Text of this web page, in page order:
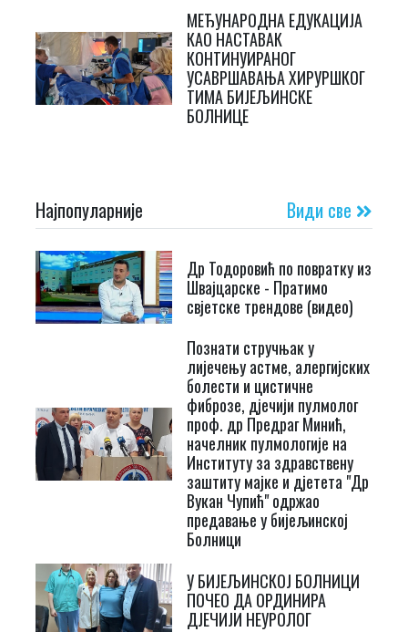
МЕЂУНАРОДНА ЕДУКАЦИЈА
КАО НАСТАВАК
КОНТИНУИРАНОГ
УСАВРШАВАЊА ХИРУРШКОГ
ТИМА БИЈЕЉИНСКЕ
БОЛНИЦЕ
Најпопуларније Види све
Др Тодоровић по повратку из
Швајцарске - Пратимо
свјетске трендове (видео)
Познати стручњак у
лијечењу астме, алергијских
болести и цистичне
фиброзе, дјечији пулмолог
проф. др Предраг Минић,
начелник пулмологије на
Институту за здравствену
заштиту мајке и дјетета "Др
Вукан Чупић" одржао
предавање у бијељинској
Болници
У БИЈЕЉИНСКОЈ БОЛНИЦИ
ПОЧЕО ДА ОРДИНИРА
ДЈЕЧИЈИ НЕУРОЛОГ